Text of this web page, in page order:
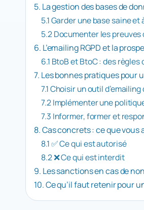
5. La gestion des bases de
5.1 Garder une base saine et
5.2 Documenter les
6. L’emailing RGPD et la
6.1 BtoB et BtoC : des
7. Les bonnes pratiques pour
7.1 Choisir un outil
7.2 Implémenter une
7.3 Informer, former et
8. Cas concrets : ce que vous
8.1 ✅ Ce qui est autorisé
8.2 ❌ Ce qui est interdit
9. Les sanctions en cas de
10. Ce qu’il faut retenir pour